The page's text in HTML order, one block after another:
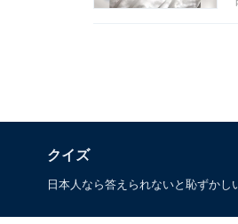
クイズ
日本人なら答えられないと恥ずか